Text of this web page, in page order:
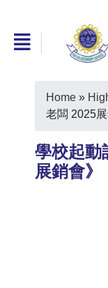
Home »
老闆 2025展
學校起動
展銷會》